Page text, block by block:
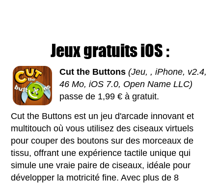
Jeux gratuits iOS :
Cut the Buttons (Jeu, , iPhone, v2.4,
46 Mo, iOS 7.0, Open Name LLC)
passe de 1,99 € à gratuit.
Cut the Buttons est un jeu d'arcade innovant et
multitouch où vous utilisez des ciseaux virtuels
pour couper des boutons sur des morceaux de
tissu, offrant une expérience tactile unique qui
simule une vraie paire de ciseaux, idéale pour
développer la motricité fine. Avec plus de 8